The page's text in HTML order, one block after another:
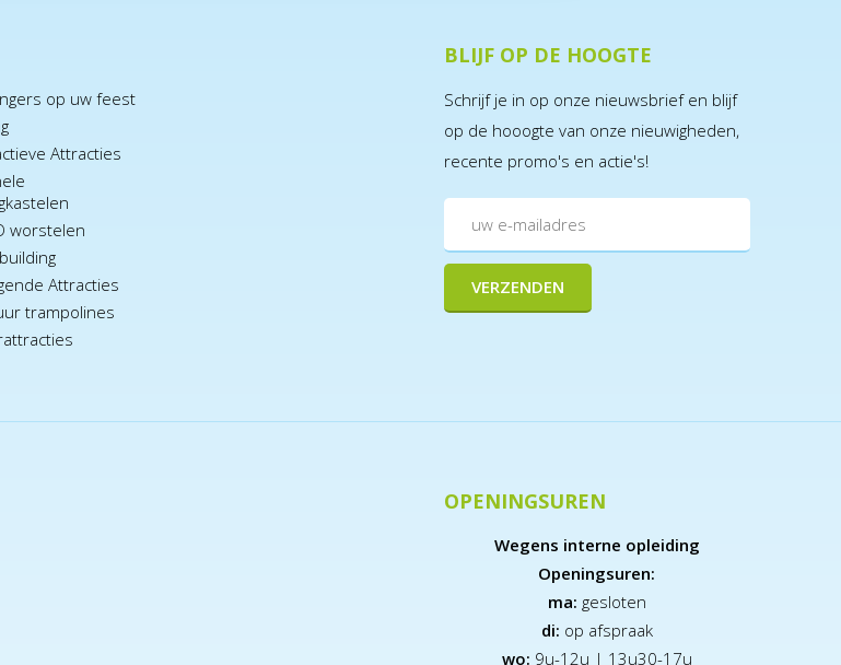
op uw feest
Attracties
worstelen
Attracties
trampolines
BLIJF OP DE HOOGTE
Schrijf je in op onze nieuwsbrief en blijf
op de hooogte van onze nieuwigheden,
recente promo's en actie's!
OPENINGSUREN
Wegens interne opleiding
Openingsuren:
ma: gesloten
di: op afspraak
wo: 9u-12u | 13u30-17u